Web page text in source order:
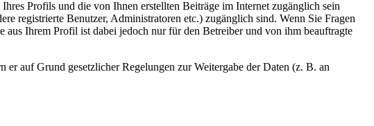
Profils und die von Ihnen erstellten Beiträge im Internet zugänglich sein
registrierte Benutzer, Administratoren etc.) zugänglich sind. Wenn Sie Fragen
Ihrem Profil ist dabei jedoch nur für den Betreiber und von ihm beauftragte
auf Grund gesetzlicher Regelungen zur Weitergabe der Daten (z. B. an